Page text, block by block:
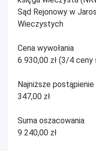
Sąd Rejonowy w
Wieczystych
Cena wywołania
6 930,00 zł (3/4 ceny
Najniższe postąpienie
347,00 zł
Suma oszacowania
9 240,00 zł